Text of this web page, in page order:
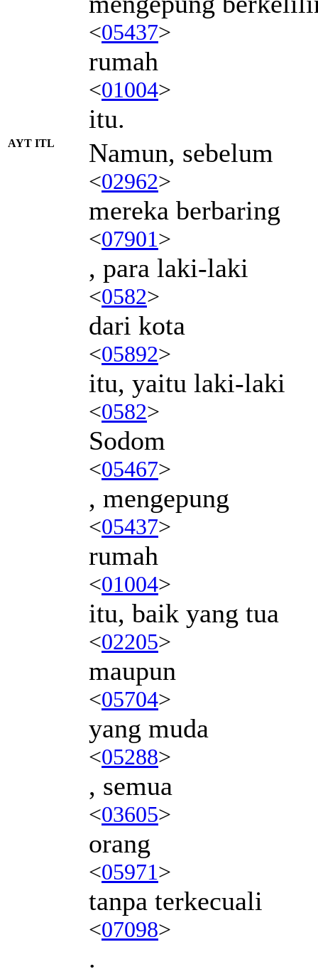
<05437>
rumah
<01004>
itu.
AYT ITL Namun, sebelum
<02962>
mereka berbaring
<07901>
, para laki-laki
<0582>
dari kota
<05892>
itu, yaitu laki-laki
<0582>
Sodom
<05467>
, mengepung
<05437>
rumah
<01004>
itu, baik yang tua
<02205>
maupun
<05704>
yang muda
<05288>
, semua
<03605>
orang
<05971>
tanpa terkecuali
<07098>
.